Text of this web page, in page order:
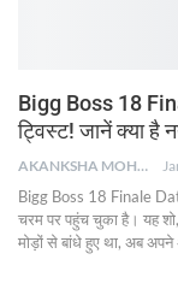
Bigg Boss 18
ट्विस्ट! जानें क्या है
AKANKSHA MOHAN
Bigg Boss 18 Finale
चरम पर पहुंच चुका है। यह
मोड़ों से बांधे हुए था, अब